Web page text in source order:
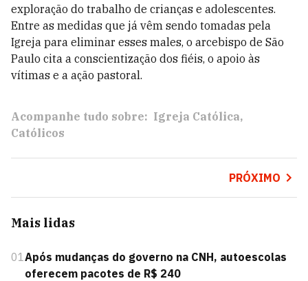
exploração do trabalho de crianças e adolescentes.
Entre as medidas que já vêm sendo tomadas pela
Igreja para eliminar esses males, o arcebispo de São
Paulo cita a conscientização dos fiéis, o apoio às
vítimas e a ação pastoral.
Acompanhe tudo sobre: Igreja Católica
Católicos
PRÓXIMO
Mais lidas
01Após mudanças do governo na CNH, autoescolas
oferecem pacotes de R$ 240